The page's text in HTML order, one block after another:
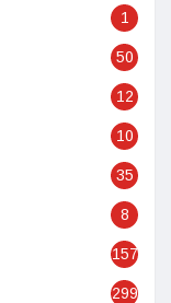
1
50
12
10
35
8
157
299